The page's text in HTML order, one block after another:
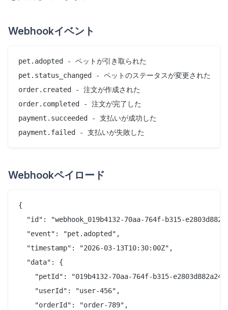
Webhookイベント
pet.adopted - ペットが引き取られた
pet.status_changed - ペットのステータスが変更された
order.created - 注文が作成された
order.completed - 注文が完了した
payment.succeeded - 支払いが成功した
Webhookペイロード
{
"id": "webhook_019b4132-70aa-764f-b315-
  "event": "pet.adopted",
  "timestamp": "2026-03-13T10:30:00Z",
  "data": {
"petId": "019b4132-70aa-764f-b315-
    "userId": "user-456",
    "orderId": "order-789",